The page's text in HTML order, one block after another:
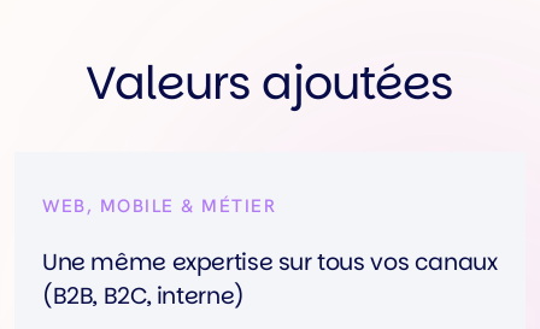
Valeurs ajoutées
WEB, MOBILE & MÉTIER
Une même expertise sur tous vos canaux
(B2B, B2C, interne)